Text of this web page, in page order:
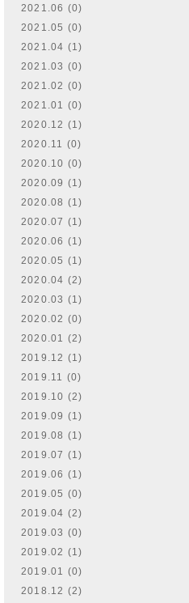
2021.06 (0)
2021.05 (0)
2021.04 (1)
2021.03 (0)
2021.02 (0)
2021.01 (0)
2020.12 (1)
2020.11 (0)
2020.10 (0)
2020.09 (1)
2020.08 (1)
2020.07 (1)
2020.06 (1)
2020.05 (1)
2020.04 (2)
2020.03 (1)
2020.02 (0)
2020.01 (2)
2019.12 (1)
2019.11 (0)
2019.10 (2)
2019.09 (1)
2019.08 (1)
2019.07 (1)
2019.06 (1)
2019.05 (0)
2019.04 (2)
2019.03 (0)
2019.02 (1)
2019.01 (0)
2018.12 (2)